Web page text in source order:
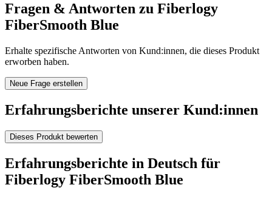
Fragen & Antworten zu Fiberlogy
FiberSmooth Blue
Erhalte spezifische Antworten von Kund:innen, die dieses Produkt
erworben haben.
Neue Frage erstellen
Erfahrungsberichte unserer Kund:innen
Dieses Produkt bewerten
Erfahrungsberichte in Deutsch für
Fiberlogy FiberSmooth Blue